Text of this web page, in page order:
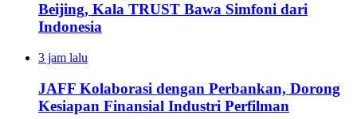
Beijing, Kala TRUST Bawa Simfoni dari
Indonesia
3 jam lalu
JAFF Kolaborasi dengan Perbankan, Dorong
Kesiapan Finansial Industri Perfilman